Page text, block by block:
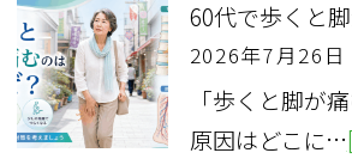
2026年7月26日
「歩くと脚が
原因はどこに…